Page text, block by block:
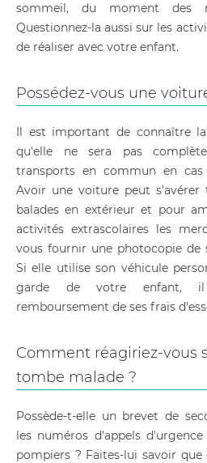
sommeil, du moment des
Questionnez-la aussi sur les
de réaliser avec votre enfant.
Possédez-vous une
Il est important de connaître la
qu'elle ne sera pas
transports en commun en
Avoir une voiture peut
balades en extérieur et pour
activités extrascolaires les
vous fournir une photocopie de
Si elle utilise son véhicule
garde de votre enfant,
remboursement de ses frais
Comment réagiriez-vous
tombe malade ?
Possède-t-elle un brevet de
les numéros d'appels
pompiers ? Faites-lui savoir que